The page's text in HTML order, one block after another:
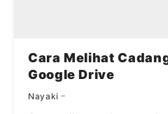
Cara Melihat
Google Drive
Nayaki